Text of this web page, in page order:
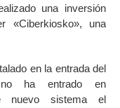
una inversión
«Ciberkiosko», una
en la entrada del
no ha entrado en
nuevo sistema el